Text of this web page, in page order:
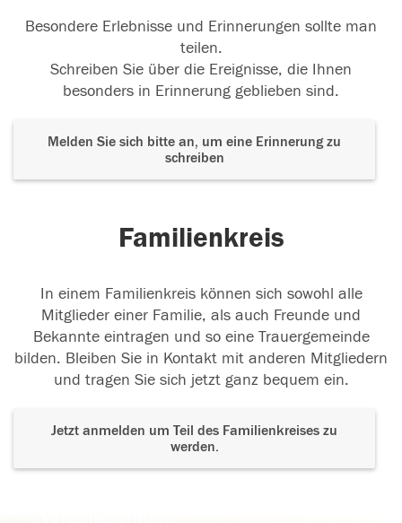
Besondere Erlebnisse und Erinnerungen sollte man
teilen.
Schreiben Sie über die Ereignisse, die Ihnen
besonders in Erinnerung geblieben sind.
Melden Sie sich bitte an, um eine Erinnerung zu
schreiben
Familienkreis
In einem Familienkreis können sich sowohl alle
Mitglieder einer Familie, als auch Freunde und
Bekannte eintragen und so eine Trauergemeinde
bilden. Bleiben Sie in Kontakt mit anderen Mitgliedern
und tragen Sie sich jetzt ganz bequem ein.
Jetzt anmelden um Teil des Familienkreises zu
werden.